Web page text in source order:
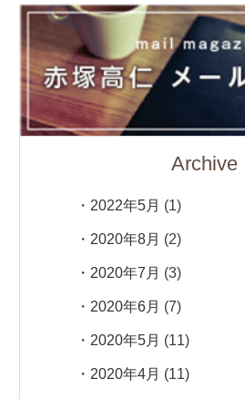
Archive
2022年5月 (1)
2020年8月 (2)
2020年7月 (3)
2020年6月 (7)
2020年5月 (11)
2020年4月 (11)